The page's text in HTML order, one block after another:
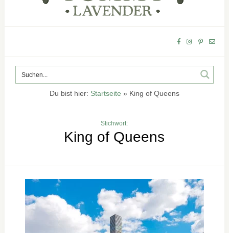
Du bist hier: Startseite » King of Queens
Stichwort:
King of Queens